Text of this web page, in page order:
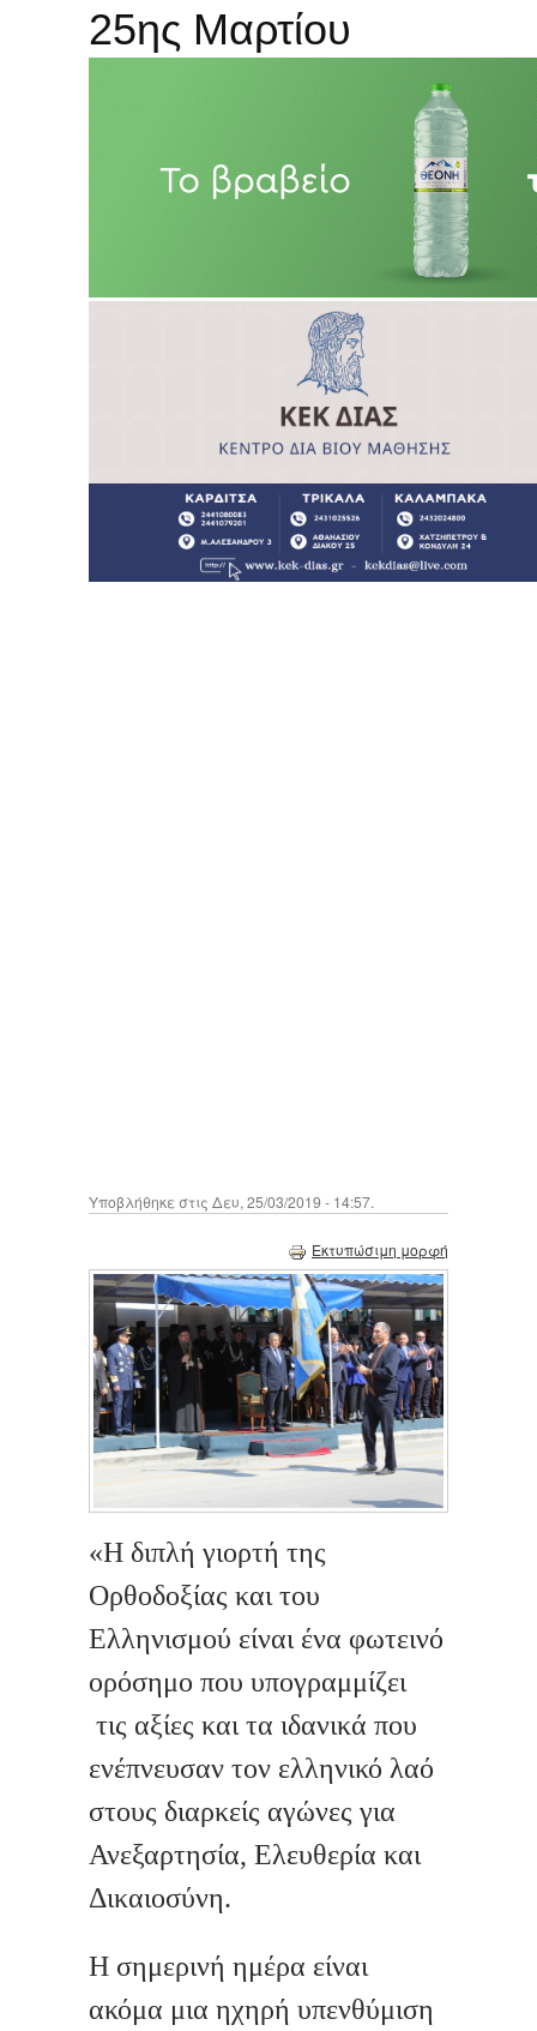
25ης Μαρτίου
Υποβλήθηκε στις Δευ, 25/03/2019 - 14:57.
Εκτυπώσιμη μορφή
«Η διπλή γιορτή της
Ορθοδοξίας και του
Ελληνισμού είναι ένα φωτεινό
ορόσημο που υπογραμμίζει
τις αξίες και τα ιδανικά που
ενέπνευσαν τον ελληνικό λαό
στους διαρκείς αγώνες για
Ανεξαρτησία, Ελευθερία και
Δικαιοσύνη.
Η σημερινή ημέρα είναι
ακόμα μια ηχηρή υπενθύμιση